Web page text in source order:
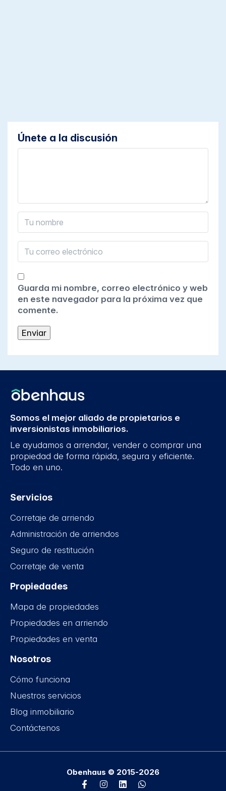
Únete a la discusión
Guarda mi nombre, correo electrónico y web
en este navegador para la próxima vez que
comente.
Somos el mejor aliado de propietarios e
inversionistas inmobiliarios.
Le ayudamos a arrendar, vender o comprar una
propiedad de forma rápida, segura y eficiente.
Todo en uno.
Servicios
Corretaje de arriendo
Administración de arriendos
Seguro de restitución
Corretaje de venta
Propiedades
Mapa de propiedades
Propiedades en arriendo
Propiedades en venta
Nosotros
Cómo funciona
Nuestros servicios
Blog inmobiliario
Contáctenos
Obenhaus © 2015-2026